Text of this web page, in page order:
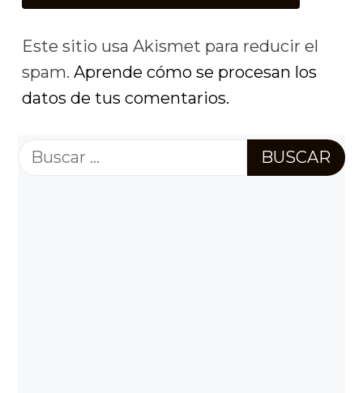
Este sitio usa Akismet para reducir el
spam. Aprende cómo se procesan los
datos de tus comentarios.
Buscar: